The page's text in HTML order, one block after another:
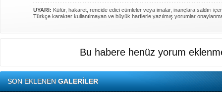
UYARI: Küfür, hakaret, rencide edici cümleler veya imalar, inançlara saldırı
Türkçe karakter kullanılmayan ve büyük harflerle yazılmış yorumlar
Bu habere henüz yorum
SON EKLENENGALERİLER